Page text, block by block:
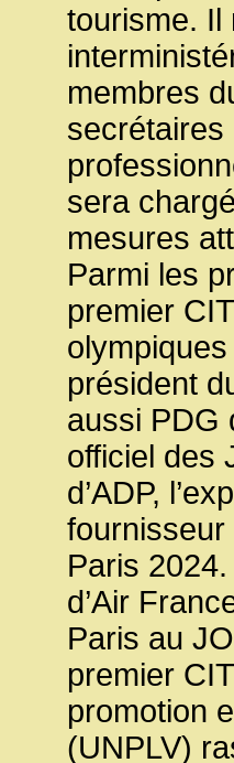
tourisme. Il
membres
secrétaires
sera
mesures
Parmi les
premier
président
aussi PDG
officiel des
d’ADP,
fournisseur
Paris
d’Air
Paris au
premier
promotion
(UNPLV)